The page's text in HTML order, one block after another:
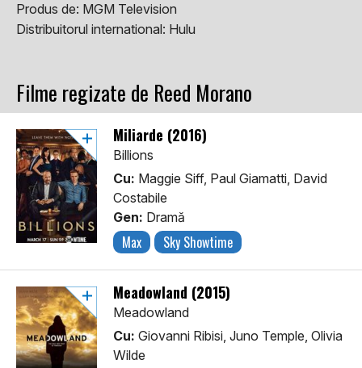
Produs de: MGM Television
Distribuitorul international: Hulu
Filme regizate de Reed Morano
Miliarde (2016)
Billions
Cu: Maggie Siff, Paul Giamatti, David
Costabile
Gen: Dramă
Max Sky Showtime
Meadowland (2015)
Meadowland
Cu: Giovanni Ribisi, Juno Temple, Olivia
Wilde